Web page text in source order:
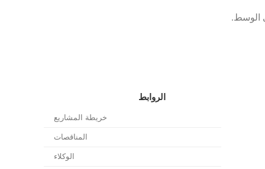
الروابط
خريطة المشاريع
المناقصات
الوكلاء